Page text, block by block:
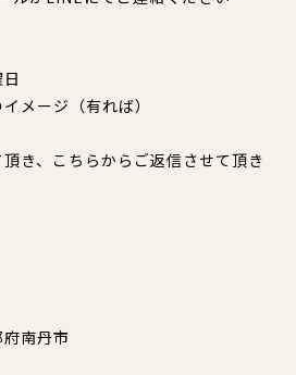
メージ（有れば）
き、こちらからご返信させて頂き
南丹市